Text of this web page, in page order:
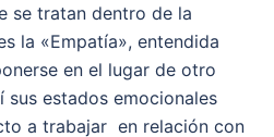
se tratan dentro de la
la «Empatía», entendida
en el lugar de otro
estados emocionales
a trabajar en relación con